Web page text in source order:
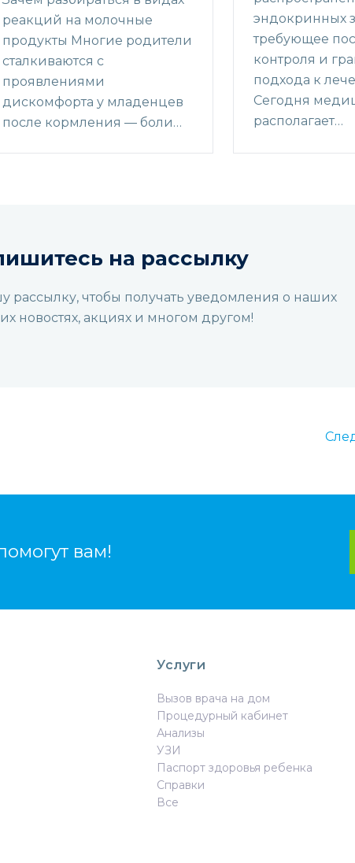
реакций на молочные
продукты Многие родители
сталкиваются с
проявлениями
дискомфорта у младенцев
после кормления — боли…
эндокринных
требующее
контроля и
подхода к
Сегодня
располагает…
на рассылку
рассылку, чтобы получать уведомления о наших
новостях, акциях и многом другом!
вам!
Услуги
Вызов врача на дом
Процедурный кабинет
Анализы
УЗИ
Паспорт здоровья ребенка
Справки
Все